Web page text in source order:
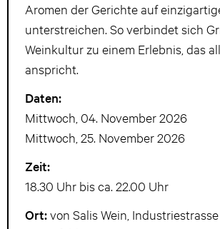
Aromen der Gerichte auf
unterstreichen. So verbindet sich
Weinkultur zu einem Erlebnis, das
anspricht.
Daten:
Mittwoch, 04. November 2026
Mittwoch, 25. November 2026
Zeit:
18.30 Uhr bis ca. 22.00 Uhr
Ort:von Salis Wein,